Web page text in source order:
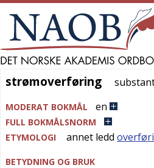
strømoverføring
MODERAT BOKMÅL en
FULL BOKMÅLSNORM
ETYMOLOGI
annet ledd
BETYDNING OG BRUK